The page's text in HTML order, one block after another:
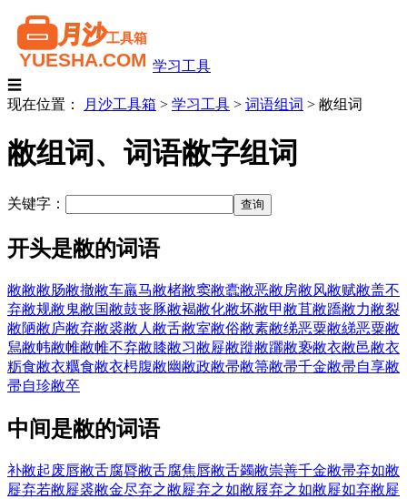
学习工具
☰
现在位置：
月沙工具箱 > 学习工具 > 词语组词 > 敝组词
敝组词、词语敝字组词
关键字：
开头是敝的词语
敝敝敝肠敝撤敝车羸马敝楮敝窦敝蠹敝恶敝房敝风敝赋敝盖不
弃敝规敝鬼敝国敝鼓丧豚敝褐敝化敝坏敝甲敝苴敝蹻敝力敝裂
敝陋敝庐敝弃敝裘敝人 敝舌敝室敝俗敝素敝绨恶粟敝綈恶粟敝
舃敝帏敝帷敝帷不弃敝膝敝习敝屣敝蹝敝躧敝亵敝衣敝邑敝衣
粝食敝衣糲食敝衣枵腹敝幽敝政敝帚敝箒敝帚千金敝帚自享敝
帚自珍敝卒
中间是敝的词语
补敝起废唇敝舌腐脣敝舌腐焦唇敝舌蠲敝崇善千金敝帚弃如敝
屣弃若敝屣裘敝金尽弃之敝屣弃之如敝屐弃之如敝屣如弃敝屣